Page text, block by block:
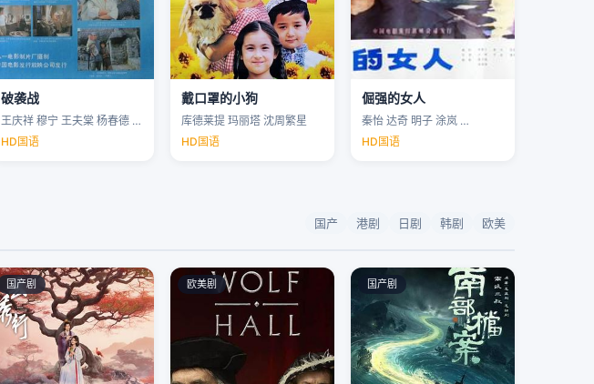
破袭战
王庆祥 穆宁 王夫棠 杨春德 …
HD国语
戴口罩的小狗
库德莱提 玛丽塔 沈周繁星
HD国语
倔强的女人
秦怡 达奇 明子 涂岚 …
HD国语
国产 港剧 日剧 韩剧 欧美
国产剧 欧美剧 国产剧